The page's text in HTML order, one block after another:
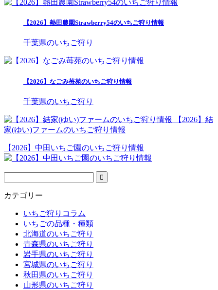
【2026】熱田農園Strawberry54のいちご狩り情報
千葉県のいちご狩り
【2026】なごみ苺苑のいちご狩り情報
千葉県のいちご狩り
【2026】結
家(ゆい)ファームのいちご狩り情報
【2026】中田いちご園のいちご狩り情報
カテゴリー
いちご狩りコラム
いちごの品種・種類
北海道のいちご狩り
青森県のいちご狩り
岩手県のいちご狩り
宮城県のいちご狩り
秋田県のいちご狩り
山形県のいちご狩り